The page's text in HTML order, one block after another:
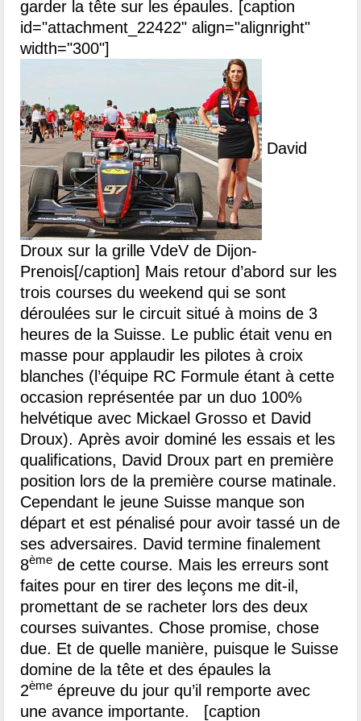
garder la tête sur les épaules. [caption
id="attachment_22422" align="alignright"
width="300"]
David
Droux sur la grille VdeV de Dijon-
Prenois[/caption] Mais retour d’abord sur les
trois courses du weekend qui se sont
déroulées sur le circuit situé à moins de 3
heures de la Suisse. Le public était venu en
masse pour applaudir les pilotes à croix
blanches (l’équipe RC Formule étant à cette
occasion représentée par un duo 100%
helvétique avec Mickael Grosso et David
Droux). Après avoir dominé les essais et les
qualifications, David Droux part en première
position lors de la première course matinale.
Cependant le jeune Suisse manque son
départ et est pénalisé pour avoir tassé un de
ses adversaires. David termine finalement
8ème de cette course. Mais les erreurs sont
faites pour en tirer des leçons me dit-il,
promettant de se racheter lors des deux
courses suivantes. Chose promise, chose
due. Et de quelle manière, puisque le Suisse
domine de la tête et des épaules la
2ème épreuve du jour qu’il remporte avec
une avance importante.
[caption